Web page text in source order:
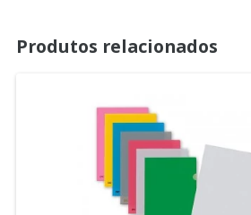
Produtos relacionados